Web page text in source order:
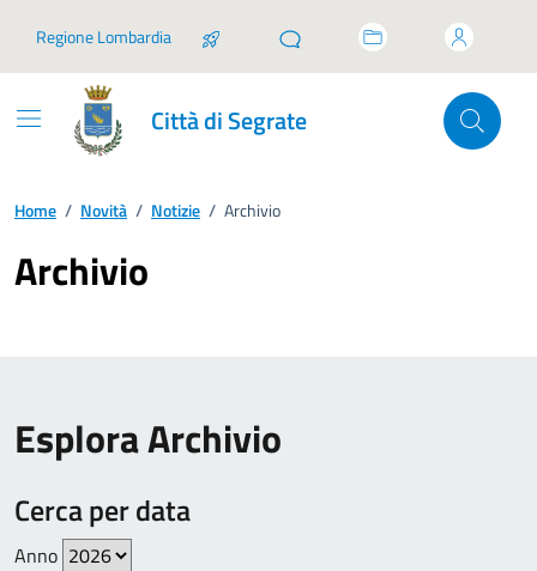
Regione Lombardia
Città di Segrate
Home / Novità / Notizie / Archivio
Archivio
Esplora Archivio
Cerca per data
Anno